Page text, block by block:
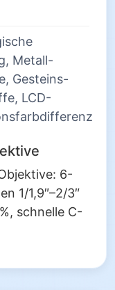
Metall-
Gesteins-
LCD-
6-
1/1,9″–2/3″
schnelle C-